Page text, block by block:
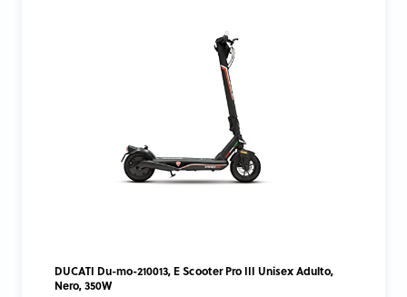
DUCATI Du-mo-210013, E Scooter Pro III Unisex Adulto,
Nero, 350W